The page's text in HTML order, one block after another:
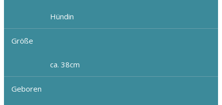
Hündin
Größe
ca. 38cm
Geboren